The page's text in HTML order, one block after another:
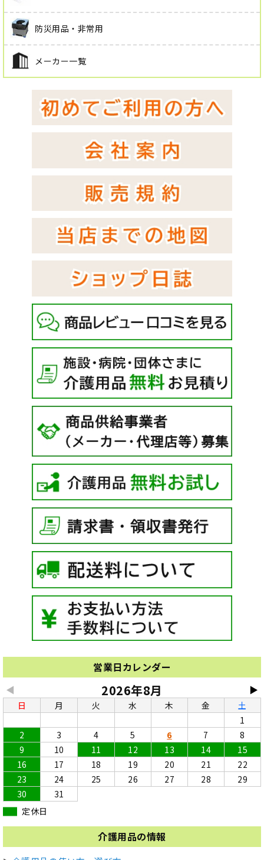
防災用品・非常用
メーカー一覧
営業日カレンダー
◀ ▶
2026年8月
日 月 火 水 木 金
土
1
2
3 4 5 6 7
8
9
10 11 12 13 14
15
16
17 18 19 20 21
22
23
24 25 26 27 28
29
30
31
定休日
介護用品の情報